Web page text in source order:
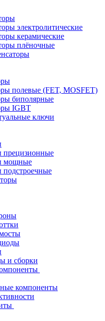
электролитические
керамические
плёночные
полевые (FET, MOSFET)
биполярные
IGBT
ключи
прецизионные
мощные
подстроечные
и сборки
компоненты